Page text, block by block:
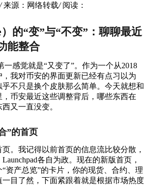
/ 来源：网络转载/ 阅读：
的“变”与“不变”：聊聊最近
能整合
一感觉就是“又变了”。作为一个从2018
我对币安的界面更新已经有点习以为
不只是换个皮肤那么简单。今天就想和
币安最近这些调整背后，哪些东西在
又一直没变。
”的首页
。我记得以前首页的信息流比较分散，
各自为政。现在的新版首页，
资产总览”的卡片，你的现货、合约、理
目了然，下面紧跟着就是根据市场热度